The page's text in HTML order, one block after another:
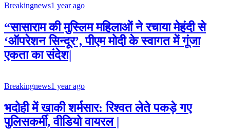
Breakingnews1 year ago
“सासाराम की मुस्लिम महिलाओं ने रचाया मेहंदी से
‘ऑपरेशन सिन्दूर’, पीएम मोदी के स्वागत में गूंजा
एकता का संदेश|
Breakingnews1 year ago
भदोही में खाकी शर्मसार: रिश्वत लेते पकड़े गए
पुलिसकर्मी, वीडियो वायरल |